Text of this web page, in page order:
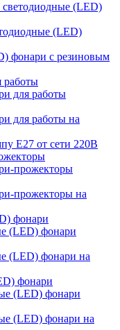
(LED)
(LED)
фонари с резиновым
работы
для работы
для работы на
E27 от сети 220В
прожекторы
прожекторы на
фонари
(LED) фонари
(LED) фонари на
фонари
(LED) фонари
(LED) фонари на